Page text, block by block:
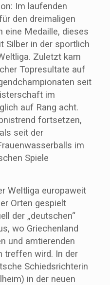
Im laufenden
den dreimaligen
eine Medaille, dieses
Silber in der sportlich
Zuletzt kam
Topresultate auf
seit
im
auf Rang acht.
fortsetzen,
seit der
im
Spiele
Weltliga europaweit
Orten gespielt
der „deutschen“
wo Griechenland
und amtierenden
treffen wird. In der
Schiedsrichterin
in der neuen